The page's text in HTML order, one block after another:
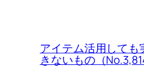
アイテム活用しても
きないもの（